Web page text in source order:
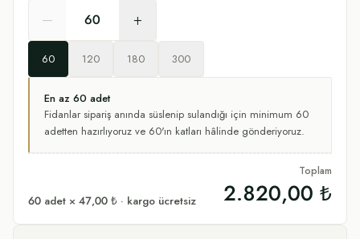
– +
60 120 180 300
En az 60 adet
Fidanlar sipariş anında süslenip sulandığı için minimum 60
adetten hazırlıyoruz ve 60'ın katları hâlinde gönderiyoruz.
60 adet × 47,00 ₺ · kargo ücretsiz
Toplam
2.820,00 ₺